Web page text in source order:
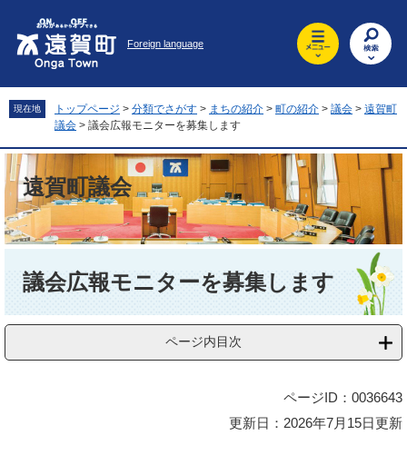
先
頭
。
を
飛
て
本
文
へ
Foreign language
現在地 トップページ > 分類でさがす > まちの紹介 > 町の紹介 > 議会 > 遠賀町
議会 > 議会広報モニターを募集します
遠賀町議会
議会広報モニターを募集します
ページ内目次
ページID：0036643
更新日：2026年7月15日更新